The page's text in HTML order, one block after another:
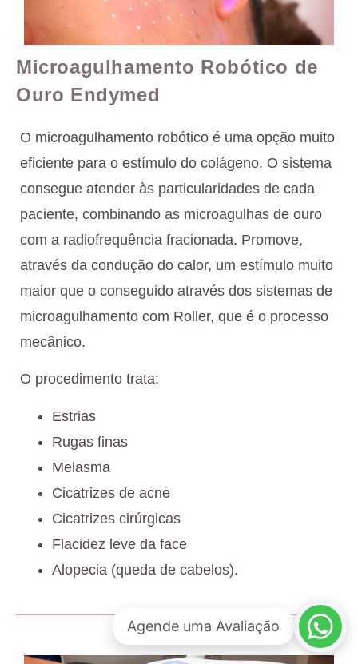
Microagulhamento Robótico de
Ouro Endymed
O microagulhamento robótico é uma opção muito
eficiente para o estímulo do colágeno. O sistema
consegue atender às particularidades de cada
paciente, combinando as microagulhas de ouro
com a radiofrequência fracionada. Promove,
através da condução do calor, um estímulo muito
maior que o conseguido através dos sistemas de
microagulhamento com Roller, que é o processo
mecânico.
O procedimento trata:
Estrias
Rugas finas
Melasma
Cicatrizes de acne
Cicatrizes cirúrgicas
Flacidez leve da face
Alopecia (queda de cabelos).
Agende uma Avaliação